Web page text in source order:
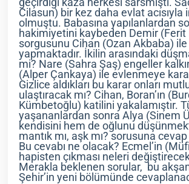
Cilasun) bir kez daha evlat acısıyla
olmuştu. Babasına yapılanlardan
hakimiyetini kaybeden Demir (Ferit
sorgusunu Cihan (Ozan Akbaba) ile
yapmaktadır. İkilin arasındaki
mi? Nare (Sahra Şaş) engeller
(Alper Çankaya) ile evlenmeye
Gizlice aldıkları bu karar onları
ulaştıracak mı? Cihan, Boran’ın
Kümbetoğlu) katilini yakalamıştır.
yaşananlardan sonra Alya (Sinem
kendisini hem de oğlunu
mantık mı, aşk mı? sorusuna
Bu cevabı ne olacak? Ecmel’in
hapisten çıkması neleri
Merakla beklenen sorular, bu
Şehir’in yeni bölümünde